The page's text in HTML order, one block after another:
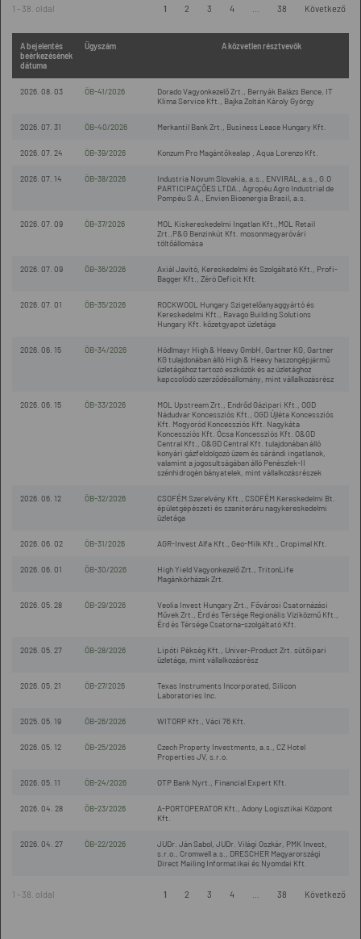
1 - 38. oldal 1 2 3 4 38 Következő
A bejelentés
beérkezésének
dátuma
Ügyszám A közvetlen résztvevők
2026. 08. 03 ÖB-41/2026
Dorado Vagyonkezelő Zrt., Bernyák Balázs Bence, IT
Klima Service Kft., Bajka Zoltán Károly György
2026. 07. 31 ÖB-40/2026 Merkantil Bank Zrt., Business Lease Hungary Kft.
2026. 07. 24 ÖB-39/2026 Konzum Pro Magántőkealap , Aqua Lorenzo Kft.
2026. 07. 14 ÖB-38/2026
Industria Novum Slovakia, a.s., ENVIRAL, a.s., G.O
PARTICIPAÇÕES LTDA., Agropéu Agro Industrial de
Pompéu S.A., Envien Bioenergia Brasil, a.s.
2026. 07. 09 ÖB-37/2026
MOL Kiskereskedelmi Ingatlan Kft.,MOL Retail
Zrt.,P&G Benzinkút Kft. mosonmagyaróvári
töltőállomása
2026. 07. 09 ÖB-36/2026
Axiál Javító, Kereskedelmi és Szolgáltató Kft., Profi-
Bagger Kft., Zéró Deficit Kft.
2026. 07. 01 ÖB-35/2026
ROCKWOOL Hungary Szigetelőanyaggyártó és
Kereskedelmi Kft., Ravago Building Solutions
Hungary Kft. kőzetgyapot üzletága
2026. 06. 15 ÖB-34/2026
Hödlmayr High & Heavy GmbH, Gartner KG, Gartner
KG tulajdonában álló High & Heavy haszongépjármű
üzletágához tartozó eszközök és az üzletághoz
kapcsolódó szerződésállomány, mint vállalkozásrész
2026. 06. 15 ÖB-33/2026
MOL Upstream Zrt., Endrőd Gázipari Kft., OGD
Nádudvar Koncessziós Kft., OGD Újléta Koncessziós
Kft. Mogyoród Koncessziós Kft. Nagykáta
Koncessziós Kft. Ócsa Koncessziós Kft. O&GD
Central Kft., O&GD Central Kft. tulajdonában álló
konyári gázfeldolgozó üzem és sárándi ingatlanok,
valamint a jogosultságában álló Penészlek-II
szénhidrogén bányatelek, mint vállalkozásrészek
2026. 06. 12 ÖB-32/2026
CSOFÉM Szerelvény Kft., CSOFÉM Kereskedelmi Bt.
épületgépészeti és szaniteráru nagykereskedelmi
üzletága
2026. 06. 02 ÖB-31/2026 AGR-Invest Alfa Kft., Geo-Milk Kft., Cropimal Kft.
2026. 06. 01 ÖB-30/2026
High Yield Vagyonkezelő Zrt., TritonLife
Magánkórházak Zrt.
2026. 05. 28 ÖB-29/2026
Veolia Invest Hungary Zrt., Fővárosi Csatornázási
Művek Zrt., Érd és Térsége Regionális Víziközmű Kft.,
Érd és Térsége Csatorna-szolgáltató Kft.
2026. 05. 27 ÖB-28/2026
Lipóti Pékség Kft., Univer-Product Zrt. sütőipari
üzletága, mint vállalkozásrész
2026. 05. 21 ÖB-27/2026
Texas Instruments Incorporated, Silicon
Laboratories Inc.
2025. 05. 19 ÖB-26/2026 WITORP Kft., Váci 76 Kft.
2026. 05. 12 ÖB-25/2026
Czech Property Investments, a.s., CZ Hotel
Properties JV, s.r.o.
2026. 05. 11 ÖB-24/2026 OTP Bank Nyrt., Financial Expert Kft.
2026. 04. 28 ÖB-23/2026
A-PORTOPERATOR Kft., Adony Logisztikai Központ
Kft.
2026. 04. 27 ÖB-22/2026
JUDr. Ján Sabol, JUDr. Világi Oszkár, PMK Invest,
s.r.o., Cromwell a.s., DRESCHER Magyarországi
Direct Mailing Informatikai és Nyomdai Kft.
1 - 38. oldal 1 2 3 4 38 Következő